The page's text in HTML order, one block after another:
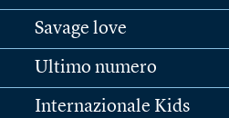
Savage love
Ultimo numero
Internazionale Kids